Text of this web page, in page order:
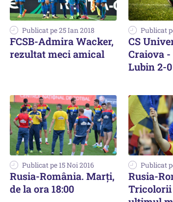
Publicat pe 25 Ian 2018
FCSB-Admira Wacker,
rezultat meci amical
Publicat
CS
Craiova -
Lubin 2-0
Publicat pe 15 Noi 2016
Rusia-România. Marți,
de la ora 18:00
Publicat
Rusia-
Tricolorii